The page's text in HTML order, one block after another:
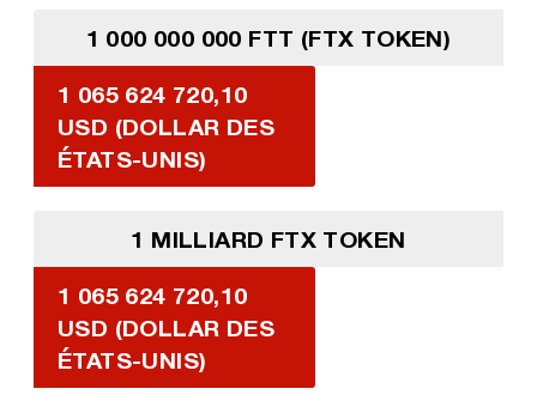
1 000 000 000 FTT (FTX TOKEN)
1 065 624 720,10
USD (DOLLAR DES
ÉTATS-UNIS)
1 MILLIARD FTX TOKEN
1 065 624 720,10
USD (DOLLAR DES
ÉTATS-UNIS)